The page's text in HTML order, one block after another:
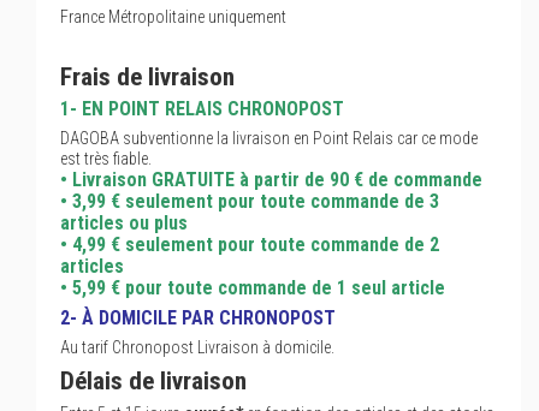
France Métropolitaine uniquement
Frais de livraison
1- EN POINT RELAIS CHRONOPOST
DAGOBA subventionne la livraison en Point Relais car ce mode
est très fiable.
• Livraison GRATUITE à partir de 90 € de commande
• 3,99 € seulement pour toute commande de 3
articles ou plus
• 4,99 € seulement pour toute commande de 2
articles
• 5,99 € pour toute commande de 1 seul article
2- À DOMICILE PAR CHRONOPOST
Au tarif Chronopost Livraison à domicile.
Délais de livraison